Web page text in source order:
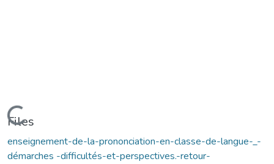
Loading...
Files
enseignement-de-la-prononciation-en-classe-de-langue-_-
démarches -difficultés-et-perspectives.-retour-